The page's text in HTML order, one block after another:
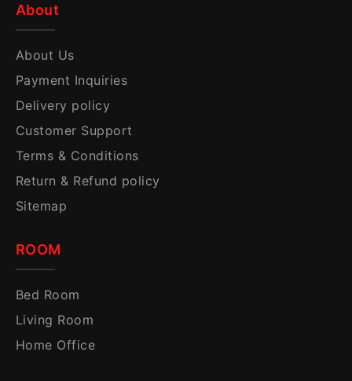
About
About Us
Payment Inquiries
Delivery policy
Customer Support
Terms & Conditions
Return & Refund policy
Sitemap
ROOM
Bed Room
Living Room
Home Office